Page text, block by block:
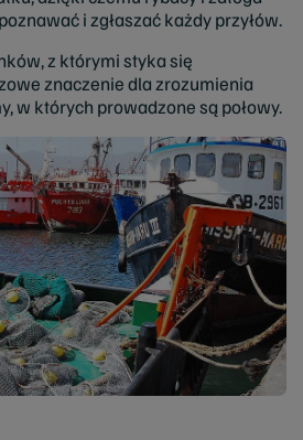
i zgłaszać każdy przyłów.
z którymi styka się
znaczenie dla zrozumienia
w których prowadzone są połowy.